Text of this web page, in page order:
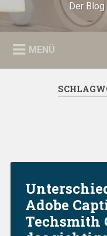
Der
MENÜ
Adobe
Techsmith